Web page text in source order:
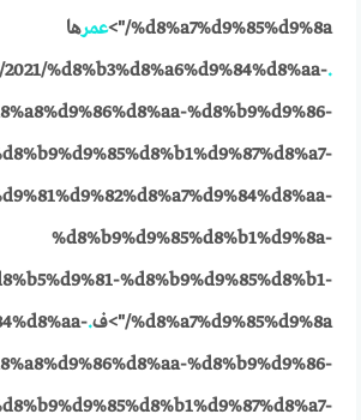
%d8%a7%d9%85%d9%8a/">
عمرها
.
%d8%b3%d8%a6%d9%84%d8%aa-
%d8%b9%d9%86-
%d8%b9%d9%85%d8%b1%d9%8a-
%d8%b9%d9%85%d8%b1-
%d8%a7%d9%85%d9%8a/">ف
.
%d8%b9%d9%86-